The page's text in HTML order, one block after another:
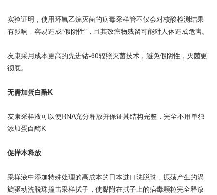
实验证明，使用环氧乙烷灭菌的病毒采样管不仅会对核酸检测结果
有影响，容易造成“假阴性”，且其致癌物残留可能对人体造成危害。
友康采用成本更高的先进钴-60辐照灭菌技术，避免假阴性，灭菌更
彻底。
无需加蛋白酶K
友康采样液可以使RNA充分释放并保证其结构完整，完全不用单独
添加蛋白酶K
促样本释放
采样液中添加特殊处理的高成本的日本进口洗脱珠，振荡产生的涡
旋驱动洗脱珠撞击采样拭子，使黏附在拭子上的病毒颗粒完全释放